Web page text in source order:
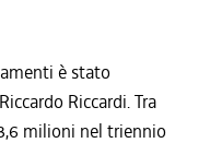
è stato
Riccardi. Tra
milioni nel triennio